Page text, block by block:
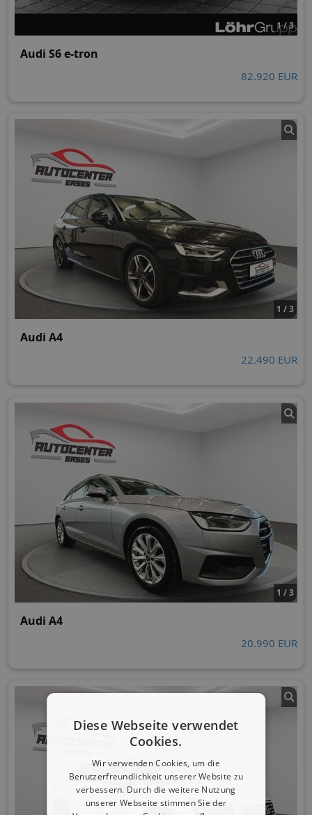
1 / 3
Audi S6 e-tron
82.920 EUR
1 / 3
Audi A4
22.490 EUR
1 / 3
Audi A4
20.990 EUR
Diese Webseite verwendet
Cookies.
Wir verwenden Cookies, um die
Benutzerfreundlichkeit unserer Website zu
verbessern. Durch die weitere Nutzung
unserer Webseite stimmen Sie der